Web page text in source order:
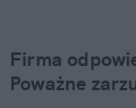
Firma
Poważne